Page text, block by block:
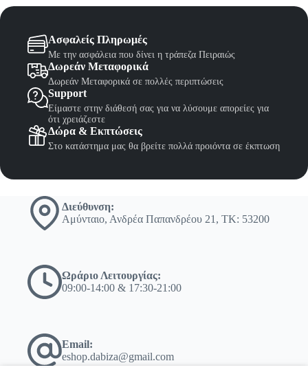
Ασφαλείς Πληρωμές
Με την ασφάλεια που δίνει η τράπεζα Πειραιώς
Δωρεάν Μεταφορικά
Δωρεάν Μεταφορικά σε πολλές περιπτώσεις
Support
Είμαστε στην διάθεσή σας για να λύσουμε απορείες για
ότι χρειάζεστε
Δώρα & Εκπτώσεις
Στο κατάστημα μας θα βρείτε πολλά προιόντα σε έκπτωση
Διεύθυνση:
Αμύνταιο, Ανδρέα Παπανδρέου 21, ΤΚ: 53200
Ωράριο Λειτουργίας:
09:00-14:00 & 17:30-21:00
Email:
eshop.dabiza@gmail.com